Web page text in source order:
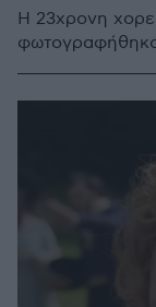
Η 23χρονη